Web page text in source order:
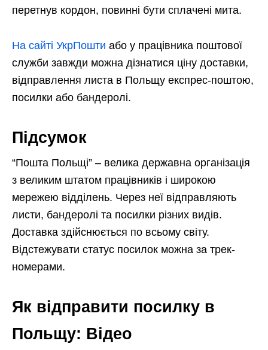
перетнув кордон, повинні бути сплачені мита.
На сайті УкрПошти або у працівника поштової
служби завжди можна дізнатися ціну доставки,
відправлення листа в Польщу експрес-поштою,
посилки або бандеролі.
Підсумок
“Пошта Польщі” – велика державна організація
з великим штатом працівників і широкою
мережею відділень. Через неї відправляють
листи, бандеролі та посилки різних видів.
Доставка здійснюється по всьому світу.
Відстежувати статус посилок можна за трек-
номерами.
Як відправити посилку в
Польщу: Відео